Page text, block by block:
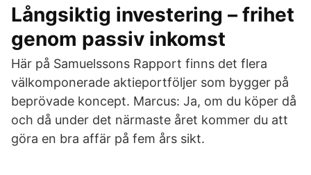
Långsiktig investering – frihet
genom passiv inkomst
Här på Samuelssons Rapport finns det flera
välkomponerade aktieportföljer som bygger på
beprövade koncept. Marcus: Ja, om du köper då
och då under det närmaste året kommer du att
göra en bra affär på fem års sikt.